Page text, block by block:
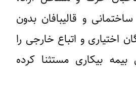
ساختمانی و قالیبافان بدون
اختیاری و اتباع خارجی را
بیکاری مستثنا کرده